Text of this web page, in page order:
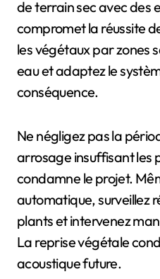
de terrain sec avec des
compromet la réussite
les végétaux par zones
eau et adaptez le
conséquence.
Ne négligez pas la
arrosage insuffisant les
condamne le projet.
automatique, surveillez
plants et intervenez
La reprise végétale
acoustique future.